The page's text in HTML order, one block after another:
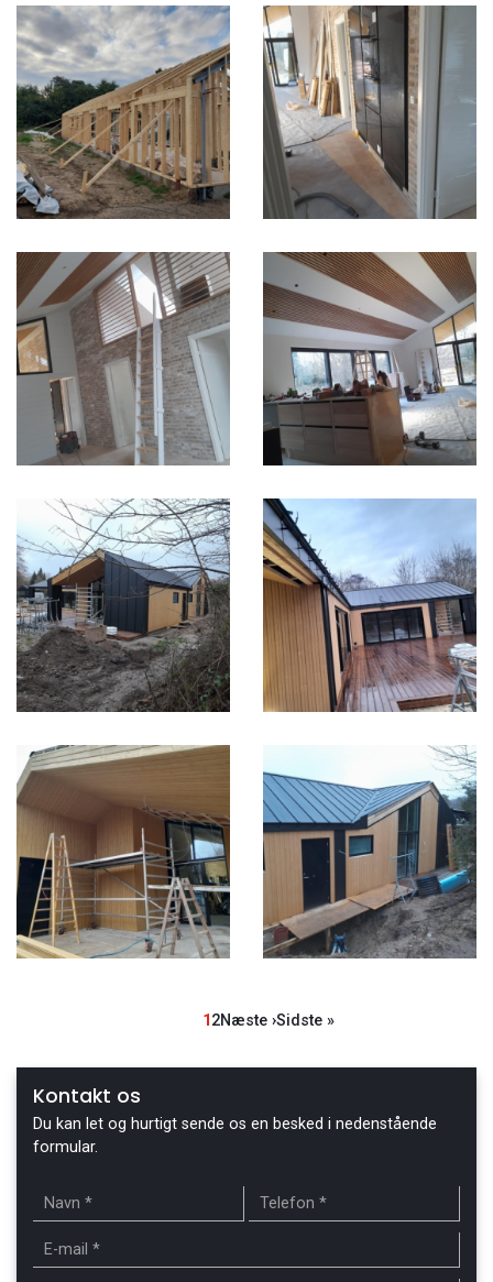
Side
1Side
2Næste
Næste ›Sidste
Sidste »
Kontakt os
Du kan let og hurtigt sende os en besked i nedenstående
formular.